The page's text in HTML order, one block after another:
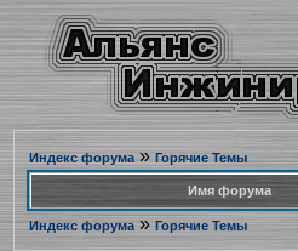
Индекс форума» Горячие Темы
Имя форума
Индекс форума» Горячие Темы